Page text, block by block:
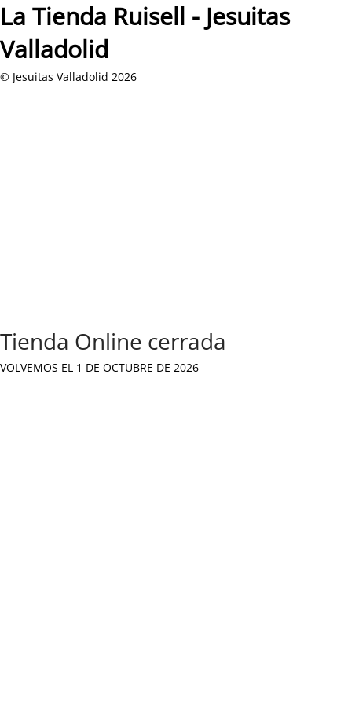
La Tienda Ruisell - Jesuitas
Valladolid
Tienda Online cerrada
VOLVEMOS EL 1 DE OCTUBRE DE 2026
© Jesuitas Valladolid 2026